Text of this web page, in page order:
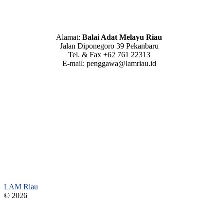
Alamat: Balai Adat Melayu Riau
Jalan Diponegoro 39 Pekanbaru
Tel. & Fax +62 761 22313
E-mail: penggawa@lamriau.id
LAM Riau
© 2026